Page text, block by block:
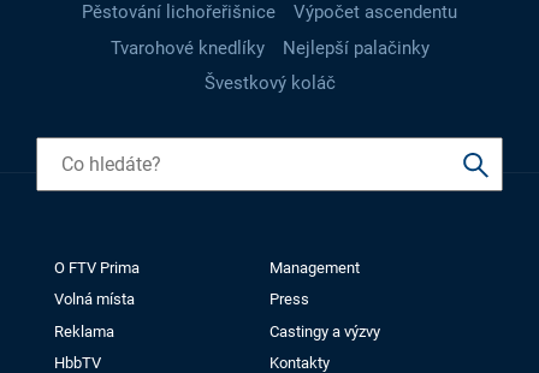
Pěstování lichořeřišnice
Výpočet ascendentu
Tvarohové knedlíky
Nejlepší palačinky
Švestkový koláč
O FTV Prima
Management
Volná místa
Press
Reklama
Castingy a výzvy
HbbTV
Kontakty